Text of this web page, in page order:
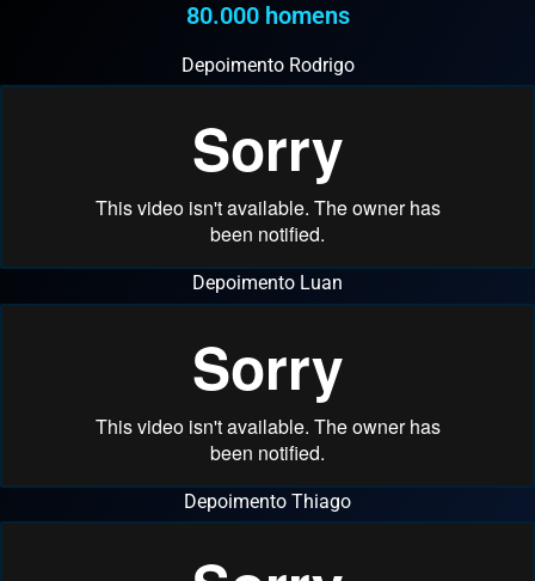
80.000 homens
Depoimento Rodrigo
Depoimento Luan
Depoimento Thiago